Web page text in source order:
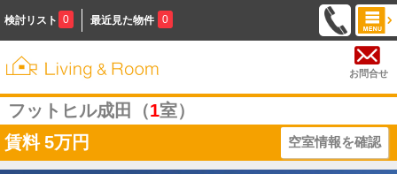
検討リスト 0 最近見た物件 0
お問合せ
フットヒル成田（1室）
賃料 5万円 空室情報を確認